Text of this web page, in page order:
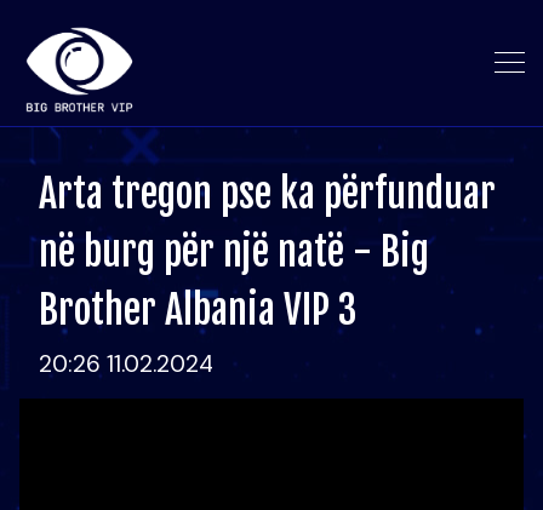
Arta tregon pse ka përfunduar
në burg për një natë - Big
Brother Albania VIP 3
20:26 11.02.2024